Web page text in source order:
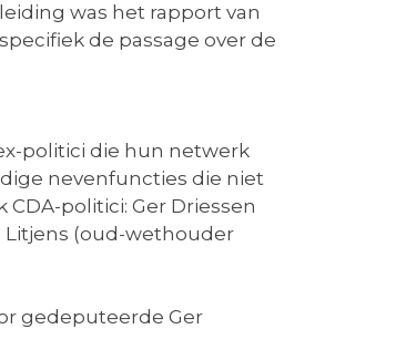
was het rapport van
de passage over de
politici die hun netwerk
nevenfuncties die niet
politici: Ger Driessen
(oud-wethouder
gedeputeerde Ger